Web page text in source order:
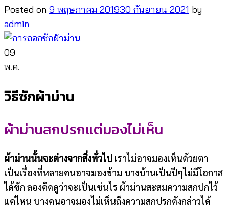
Posted on 9 พฤษภาคม 201930 กันยายน 2021 by
admin
09
พ.ค.
วิธีซักผ้าม่าน
ผ้าม่านสกปรกแต่มองไม่เห็น
ผ้าม่านนั้นจะต่างจากสิ่งทั่วไป เราไม่อาจมองเห็นด้วยตา
เป็นเรื่องที่หลายคนอาจมองข้าม บางบ้านเป็นปีๆไม่มีโอกาส
ได้ซัก ลองคิดดูว่าจะเป็นเช่นไร ผ้าม่านสะสมความสกปกไว้
แค่ไหน บางคนอาจมองไม่เห็นถึงความสกปรกดังกล่าวได้